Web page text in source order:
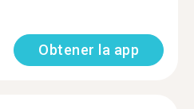
Obtener la app